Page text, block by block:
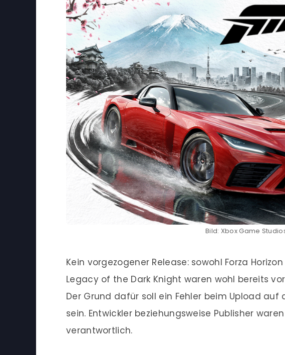
Bild: Xbox Game
Kein vorgezogener Release: sowohl Forza
Legacy of the Dark Knight waren wohl bereits
Der Grund dafür soll ein Fehler beim Upload auf
sein. Entwickler beziehungsweise Publisher
verantwortlich.